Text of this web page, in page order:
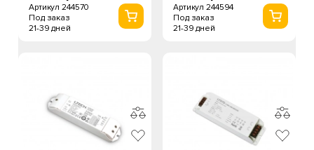
Артикул 244570
Под заказ
21-39 дней
Артикул 244594
Под заказ
21-39 дней